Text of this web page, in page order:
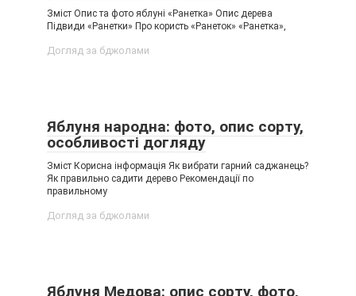
Зміст Опис та фото яблуні «Ранетка» Опис дерева
Підвиди «Ранетки» Про користь «Ранеток» «Ранетка»,
Догляд за бджолами
Яблуня народна: фото, опис сорту,
особливості догляду
Зміст Корисна інформація Як вибрати гарний саджанець?
Як правильно садити дерево Рекомендації по
правильному
Догляд за бджолами
Яблуня Медова: опис сорту, фото,